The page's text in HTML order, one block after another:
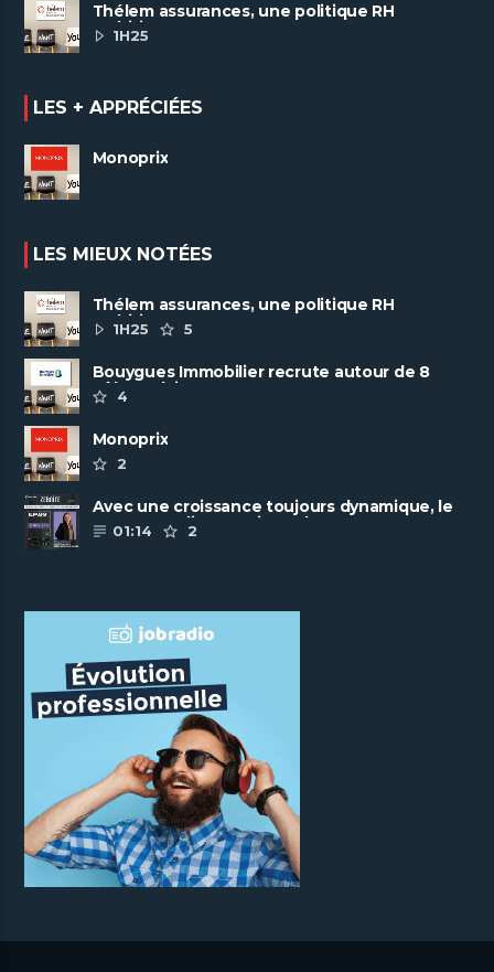
Thélem assurances, une politique RH
ambitieuse
1H25
LES + APPRÉCIÉES
Monoprix
LES MIEUX NOTÉES
Thélem assurances, une politique RH
ambitieuse
1H25 5
Bouygues Immobilier recrute autour de 8
pôles métiers
4
Monoprix
2
Avec une croissance toujours dynamique, le
groupe Scalian continue de ......
01:14 2